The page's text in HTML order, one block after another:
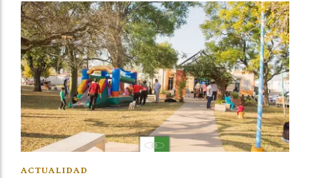
ACTUALIDAD